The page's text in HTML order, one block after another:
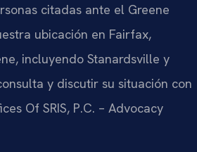
citadas ante el Greene
ubicación en Fairfax,
incluyendo Stanardsville y
y discutir su situación con
Of SRIS, P.C. – Advocacy